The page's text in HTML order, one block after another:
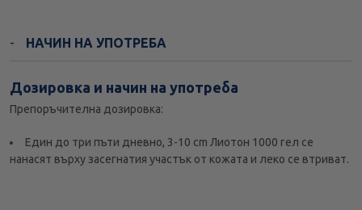
НАЧИН НА УПОТРЕБА
Дозировка и начин на употреба
Препоръчителна дозировка:
Един до три пъти дневно, 3-10 cm Лиотон 1000 гел се
нанасят върху засегнатия участък от кожата и леко се втриват.